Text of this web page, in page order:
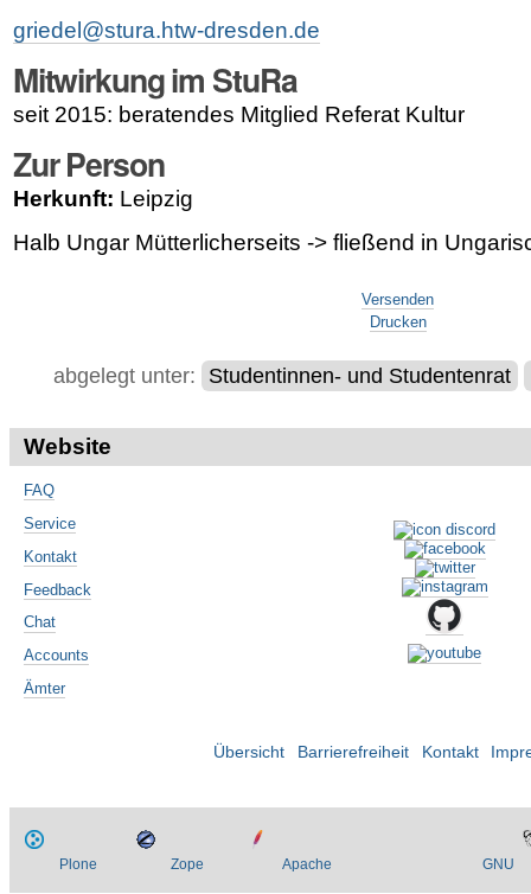
griedel@stura.htw-dresden.de
Mitwirkung im StuRa
seit 2015: beratendes Mitglied Referat Kultur
Zur Person
Herkunft: Leipzig
Halb Ungar Mütterlicherseits -> fließend in
Versenden
Drucken
abgelegt unter: Studentinnen- und Studentenrat
Website
FAQ
Service
Kontakt
Feedback
Chat
Accounts
Ämter
Übersicht Barrierefreiheit Kontakt
Plone Zope Apache GNU